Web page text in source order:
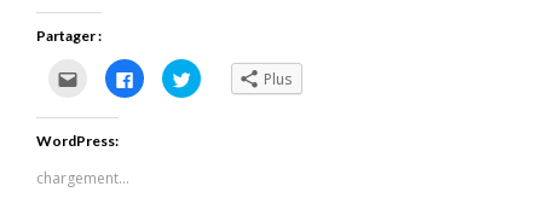
Partager :
Cliquez
pour
envoyer
par
e-
mail
un
ami(ouvre
Cliquez
pour
partager
Cliquez
pour Plus
WordPress:
chargement…